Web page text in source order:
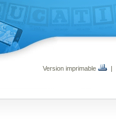
Version imprimable |